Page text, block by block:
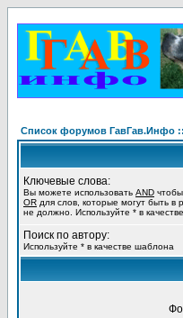
Список форумов ГавГав.Инфо
Ключевые слова:
Вы можете использовать AND
OR для слов, которые могут быть в
не должно. Используйте * в
Поиск по автору:
Используйте * в качестве шаблона